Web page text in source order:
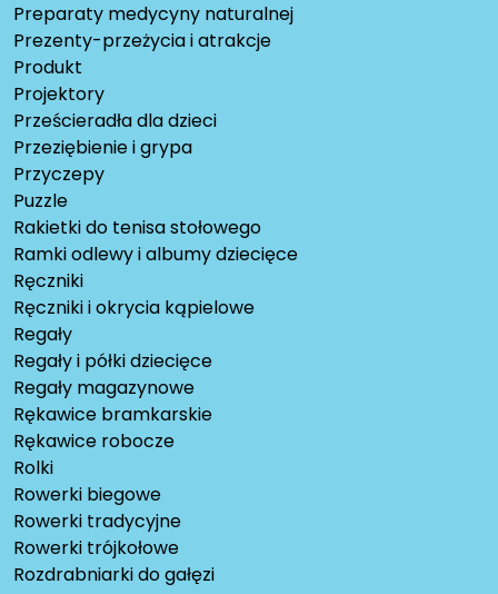
Preparaty medycyny naturalnej
Prezenty-przeżycia i atrakcje
Produkt
Projektory
Prześcieradła dla dzieci
Przeziębienie i grypa
Przyczepy
Puzzle
Rakietki do tenisa stołowego
Ramki odlewy i albumy dziecięce
Ręczniki
Ręczniki i okrycia kąpielowe
Regały
Regały i półki dziecięce
Regały magazynowe
Rękawice bramkarskie
Rękawice robocze
Rolki
Rowerki biegowe
Rowerki tradycyjne
Rowerki trójkołowe
Rozdrabniarki do gałęzi